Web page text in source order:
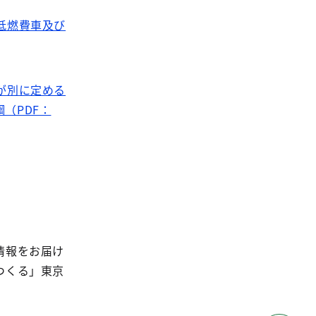
燃費車及び
別に定める
PDF：
報をお届け
くる」東京